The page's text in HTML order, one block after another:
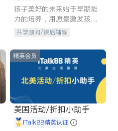
孩子美好的未来始于早期能
力的培养，用愿景激发孩子
的学习潜力和动力。理念：
拥有成长型心态是成功的基
石。
升学顾问/课后辅导
精英会员
美国活动/折扣小助手
iTalkBB精英认证